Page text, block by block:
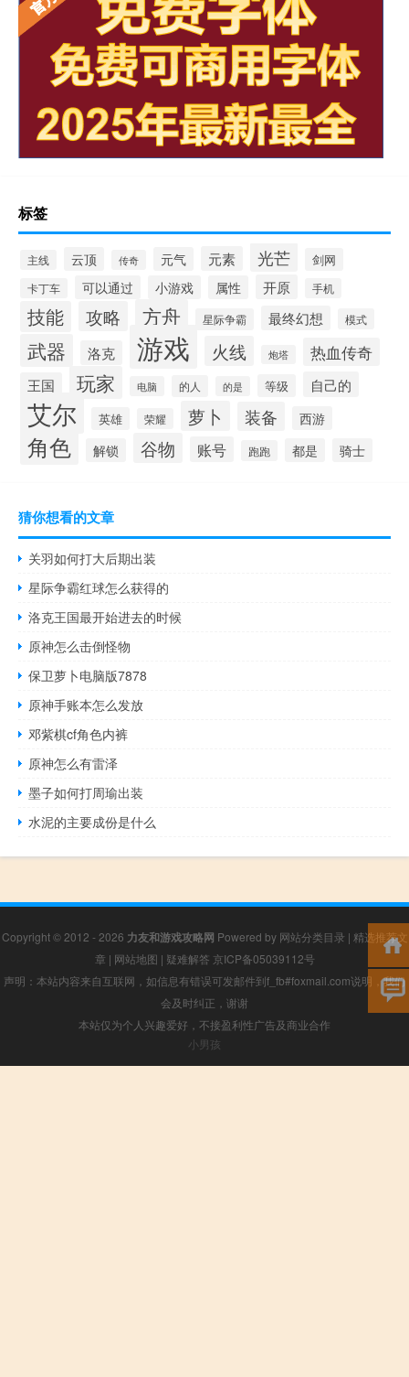
标签
主线 云顶 传奇 元气 元素 光芒 剑网
卡丁车 可以通过 小游戏 属性 开原 手机
技能 攻略 方舟 星际争霸 最终幻想 模式
武器 洛克 游戏 火线 炮塔 热血传奇
王国 玩家 电脑 的人 的是 等级 自己的
艾尔 英雄 荣耀 萝卜 装备 西游
角色 解锁 谷物 账号 跑跑 都是 骑士
猜你想看的文章
关羽如何打大后期出装
星际争霸红球怎么获得的
洛克王国最开始进去的时候
原神怎么击倒怪物
保卫萝卜电脑版7878
原神手账本怎么发放
邓紫棋cf角色内裤
原神怎么有雷泽
墨子如何打周瑜出装
水泥的主要成份是什么
Copyright © 2012 - 2026 力友和游戏攻略网 Powered by 网站分类目录 | 精选推荐文
章 | 网站地图 | 疑难解答 京ICP备05039112号
声明：本站内容来自互联网，如信息有错误可发邮件到f_fb#foxmail.com说明，我们
会及时纠正，谢谢
本站仅为个人兴趣爱好，不接盈利性广告及商业合作
小男孩